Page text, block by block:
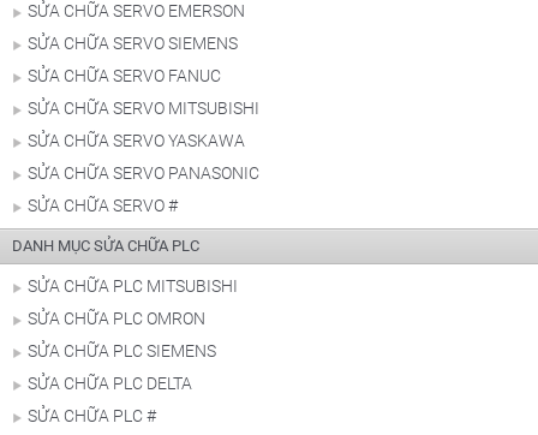
SỬA CHỮA SERVO EMERSON
SỬA CHỮA SERVO SIEMENS
SỬA CHỮA SERVO FANUC
SỬA CHỮA SERVO MITSUBISHI
SỬA CHỮA SERVO YASKAWA
SỬA CHỮA SERVO PANASONIC
SỬA CHỮA SERVO #
DANH MỤC SỬA CHỮA PLC
SỬA CHỮA PLC MITSUBISHI
SỬA CHỮA PLC OMRON
SỬA CHỮA PLC SIEMENS
SỬA CHỮA PLC DELTA
SỬA CHỮA PLC #